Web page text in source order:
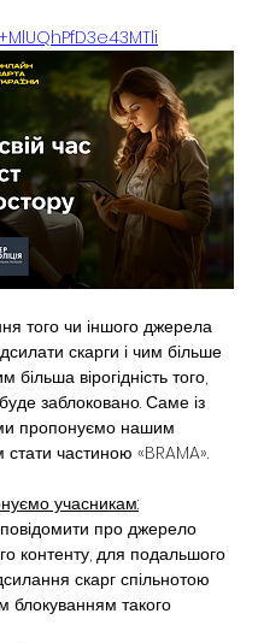
того чи іншого джерела
скарги і чим більше
більша вірогідність того,
заблоковано. Саме із
пропонуємо нашим
стати частиною «BRAMA».
учасникам:
повідомити про джерело
контенту, для подальшого
скарг спільнотою
блокуванням такого